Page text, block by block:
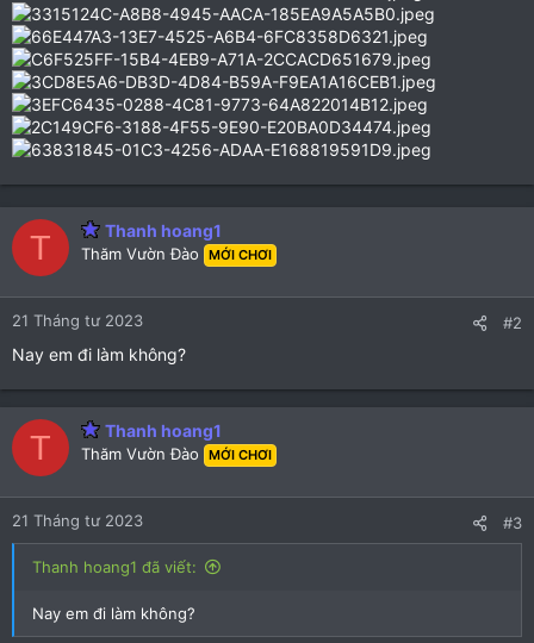
T Thanh hoang1
Thăm Vườn Đào MỚI CHƠI
21 Tháng tư 2023 #2
Nay em đi làm không?
T Thanh hoang1
Thăm Vườn Đào MỚI CHƠI
21 Tháng tư 2023 #3
Thanh hoang1 đã viết:
Nay em đi làm không?